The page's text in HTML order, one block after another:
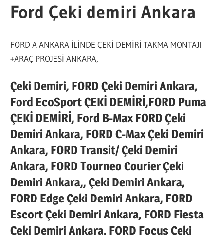
Ford Çeki demiri Ankara
FORD A ANKARA İLİNDE ÇEKİ DEMİRİ TAKMA MONTAJI
+ARAÇ PROJESİ ANKARA,
Çeki Demiri, FORD Çeki Demiri Ankara,
Ford EcoSport ÇEKİ DEMİRİ,FORD Puma
ÇEKİ DEMİRİ, Ford B-Max FORD Çeki
Demiri Ankara, FORD C-Max Çeki Demiri
Ankara, FORD Transit/ Çeki Demiri
Ankara, FORD Tourneo Courier Çeki
Demiri Ankara,, Çeki Demiri Ankara,
FORD Edge Çeki Demiri Ankara, FORD
Escort Çeki Demiri Ankara, FORD Fiesta
Çeki Demiri Ankara, FORD Focus Çeki